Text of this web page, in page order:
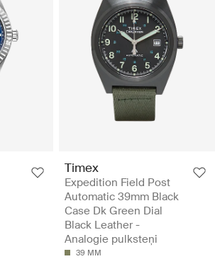
Timex
Expedition Field Post
Automatic 39mm Black
Case Dk Green Dial
Black Leather -
Analogie pulksteņi
39 MM